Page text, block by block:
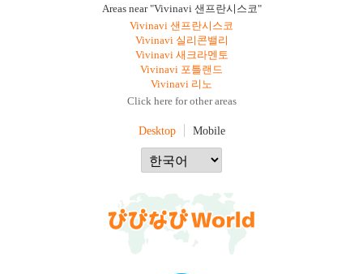
Areas near "Vivinavi 샌프란시스코"
Vivinavi 샌프란시스코
Vivinavi 실리콘밸리
Vivinavi 새크라멘토
Vivinavi 포틀랜드
Vivinavi 리노
Click here for other areas
Desktop Mobile